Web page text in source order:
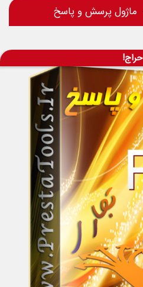
ماژول پرسش و پاسخ
حراج!